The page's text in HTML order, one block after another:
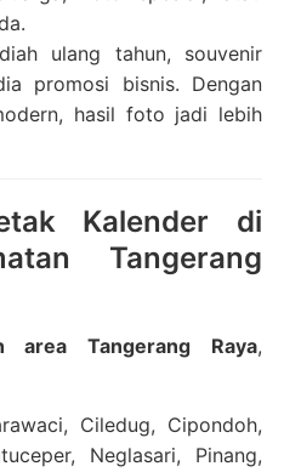
ulang tahun, souvenir
promosi bisnis. Dengan
hasil foto jadi lebih
Kalender di
Tangerang
area Tangerang Raya,
Ciledug, Cipondoh,
Neglasari, Pinang,